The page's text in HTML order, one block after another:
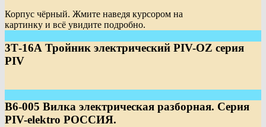
Корпус чёрный. Жмите наведя курсором на
картинку и всё увидите подробно.
3Т-16А Тройник электрический PIV-OZ серия
PIV
В6-005 Вилка электрическая разборная. Серия
PIV-elektro РОССИЯ.